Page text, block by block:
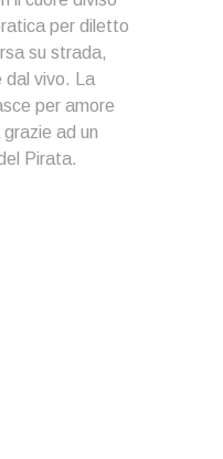
per diletto
su strada,
dal vivo. La
per amore
ad un
Pirata.